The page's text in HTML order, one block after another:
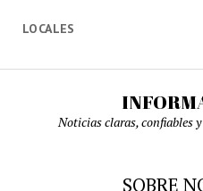
LOCALES
Noticias claras, confiables
SOBRE